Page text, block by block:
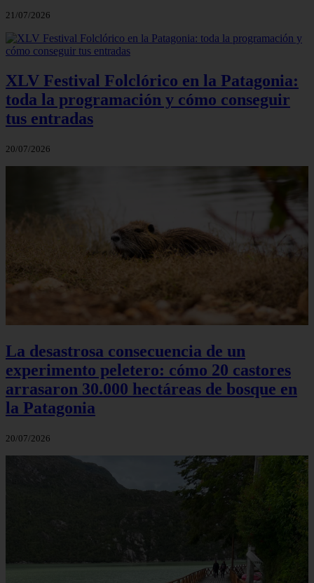
21/07/2026
XLV Festival Folclórico en la Patagonia:
toda la programación y cómo conseguir
tus entradas
20/07/2026
La desastrosa consecuencia de un
experimento peletero: cómo 20 castores
arrasaron 30.000 hectáreas de bosque en
la Patagonia
20/07/2026